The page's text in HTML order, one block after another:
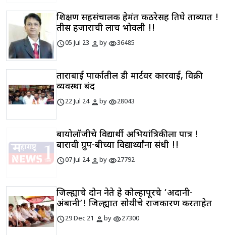
शिक्षण सहसंचालक हेमंत कठरेसह तिघे ताब्यात !
तीस हजाराची लाच भोवली !!
schedule05 Jul 23 personbyvisibility36485
ताराबाई पार्कातील डी मार्टवर कारवाई, विक्री
व्यवस्था बंद
schedule22 Jul 24 personbyvisibility28043
बायोलॉजीचे विद्यार्थी अभियांत्रिकीला पात्र !
बारावी ग्रुप-बीच्या विद्यार्थ्यांना संधी !!
schedule07 Jul 24 personbyvisibility27792
जिल्ह्याचे दोन नेते हे कोल्हापूरचे ‘अदानी-
अंबानी’! जिल्ह्यात सोयीचे राजकारण करताहेत
schedule29 Dec 21 personbyvisibility27300